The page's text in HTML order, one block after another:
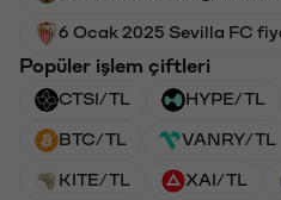
6 Ocak 2025 Sevilla FC
Popüler işlem çiftleri
CTSI/TL HYPE/TL
BTC/TL VANRY/TL
KITE/TL XAI/TL